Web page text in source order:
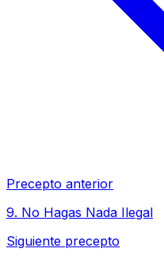
Precepto anterior
9. No Hagas Nada Ilegal
Siguiente precepto